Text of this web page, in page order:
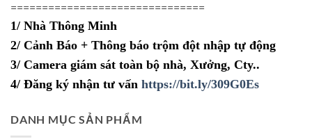
===============================
1/ Nhà Thông Minh
2/ Cảnh Báo + Thông báo trộm đột nhập tự động
3/ Camera giám sát toàn bộ nhà, Xưởng, Cty..
4/ Đăng ký nhận tư vấn https://bit.ly/309G0Es
DANH MỤC SẢN PHẨM